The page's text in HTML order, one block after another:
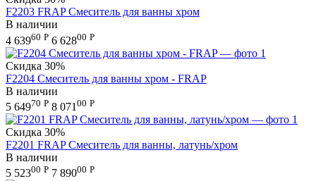
F2203 FRAP Смеситель для ванны хром
В наличии
4 63960 Р 6 62800 Р
Скидка 30%
F2204 Смеситель для ванны хром - FRAP
В наличии
5 64970 Р 8 071 00 Р
Скидка 30%
F2201 FRAP Смеситель для ванны, латунь/хром
В наличии
5 52300 Р 7 89000 Р